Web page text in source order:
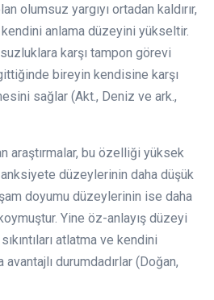
olumsuz yargıyı ortadan kaldırır,
anlama düzeyini yükseltir.
karşı tampon görevi
bireyin kendisine karşı
sağlar (Akt., Deniz ve ark.,
araştırmalar, bu özelliği yüksek
düzeylerinin daha düşük
doyumu düzeylerinin ise daha
Yine öz-anlayış düzeyi
atlatma ve kendini
avantajlı durumdadırlar (Doğan,